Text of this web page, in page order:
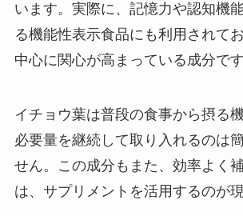
います。実際に、記憶力や認知機
る機能性表示食品にも利用されて
中心に関心が高まっている成分です
イチョウ葉は普段の食事から摂る
必要量を継続して取り入れるのは
せん。この成分もまた、効率よく
は、サプリメントを活用するのが現